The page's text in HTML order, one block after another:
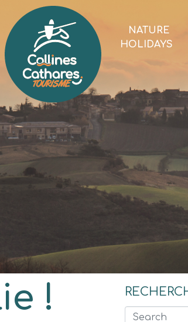
NATURE
HOLIDAYS
! Search